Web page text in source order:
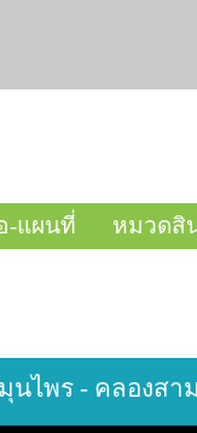
-แผนที่ หมวดสิ
ไพร - คลองสา